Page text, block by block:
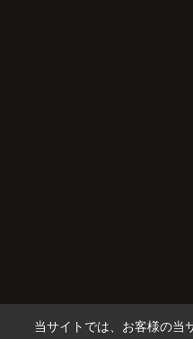
当サイトでは、お客様の当